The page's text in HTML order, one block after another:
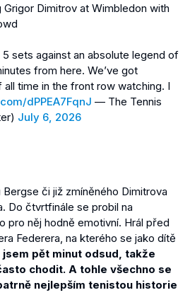
Dimitrov at Wimbledon with
sets against an absolute legend of
from here. We’ve got
time in the front row watching. I
dPPEA7FqnJ — The Tennis
July 6, 2026
či již zmíněného Dimitrova
Do čtvrtfinále se probil na
pro něj hodně emotivní. Hrál před
Federera, na kterého se jako dítě
pět minut odsud, takže
chodit. A tohle všechno se
nejlepším tenistou historie